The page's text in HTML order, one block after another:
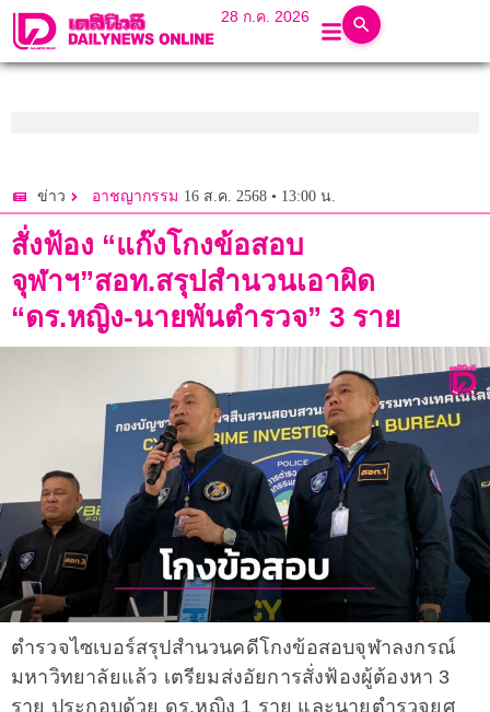
28 ก.ค. 2026
ข่าว อาชญากรรม 16 ส.ค. 2568 • 13:00 น.
สั่งฟ้อง “แก๊งโกงข้อสอบ
จุฬาฯ”สอท.สรุปสำนวนเอาผิด
“ดร.หญิง-นายพันตำรวจ” 3 ราย
ตำรวจไซเบอร์สรุปสำนวนคดีโกงข้อสอบจุฬาลงกรณ์
มหาวิทยาลัยแล้ว เตรียมส่งอัยการสั่งฟ้องผู้ต้องหา 3
ราย ประกอบด้วย ดร.หญิง 1 ราย และนายตำรวจยศ